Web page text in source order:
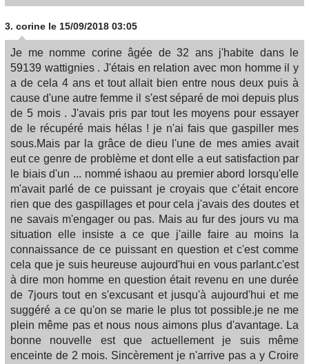
3. corine le 15/09/2018 03:05
Je me nomme corine âgée de 32 ans j'habite dans le
59139 wattignies . J'étais en relation avec mon homme il y
a de cela 4 ans et tout allait bien entre nous deux puis à
cause d'une autre femme il s'est séparé de moi depuis plus
de 5 mois . J'avais pris par tout les moyens pour essayer
de le récupéré mais hélas ! je n'ai fais que gaspiller mes
sous.Mais par la grâce de dieu l'une de mes amies avait
eut ce genre de problème et dont elle a eut satisfaction par
le biais d'un ... nommé ishaou au premier abord lorsqu'elle
m'avait parlé de ce puissant je croyais que c’était encore
rien que des gaspillages et pour cela j'avais des doutes et
ne savais m'engager ou pas. Mais au fur des jours vu ma
situation elle insiste a ce que j'aille faire au moins la
connaissance de ce puissant en question et c'est comme
cela que je suis heureuse aujourd'hui en vous parlant.c'est
à dire mon homme en question était revenu en une durée
de 7jours tout en s'excusant et jusqu'à aujourd'hui et me
suggéré a ce qu'on se marie le plus tot possible.je ne me
plein même pas et nous nous aimons plus d'avantage. La
bonne nouvelle est que actuellement je suis même
enceinte de 2 mois. Sincèrement je n'arrive pas a y Croire